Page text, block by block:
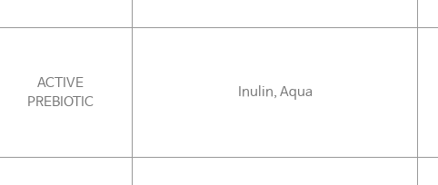
ACTIVE
PREBIOTIC
Inulin, Aqua